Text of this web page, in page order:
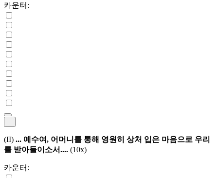
카운터:
(II) ... 예수여, 어머니를 통해 영원히 상처 입은 마음으로 우리
를 받아들이소서.... (10x)
카운터: